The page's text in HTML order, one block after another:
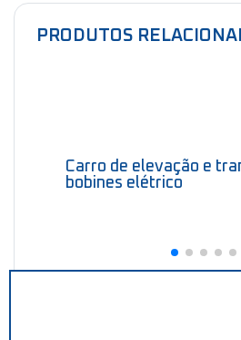
PRODUTOS
Carro de elevação e
bobines elétrico